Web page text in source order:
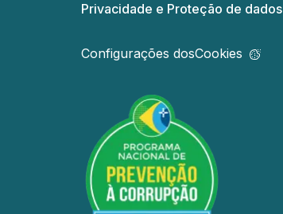
Privacidade e Proteção de dados
Configurações dosCookies